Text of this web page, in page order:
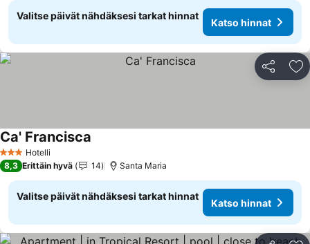
Valitse päivät nähdäksesi tarkat hinnat
Katso hinnat
Jaa
3 Tähtiluokitus
Hotelli
Ca' Francisca
8,3 Erittäin hyvä 14 Santa Maria
Valitse päivät nähdäksesi tarkat hinnat
Katso hinnat